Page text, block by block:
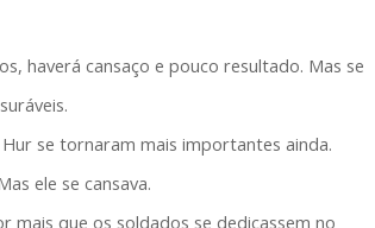
haverá cansaço e pouco resultado. Mas se
se tornaram mais importantes ainda.
ele se cansava.
mais que os soldados se dedicassem no